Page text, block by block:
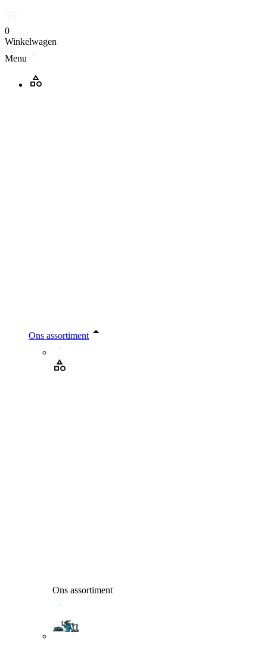
0
Winkelwagen
Menu
Ons assortiment
Ons assortiment